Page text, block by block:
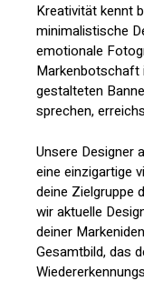
Kreativität kennt
minimalistische
emotionale
Markenbotschaft
gestalteten
sprechen,
Unsere Designer
eine einzigartige
deine Zielgruppe
wir aktuelle
deiner
Gesamtbild, das